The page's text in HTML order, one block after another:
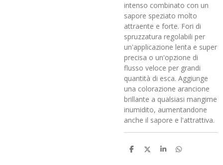
intenso combinato con un
sapore speziato molto
attraente e forte. Fori di
spruzzatura regolabili per
un'applicazione lenta e super
precisa o un'opzione di
flusso veloce per grandi
quantità di esca. Aggiunge
una colorazione arancione
brillante a qualsiasi mangime
inumidito, aumentandone
anche il sapore e l'attrattiva.
C
C
C
C